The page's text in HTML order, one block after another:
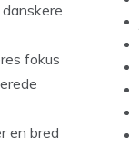
fokus
en bred